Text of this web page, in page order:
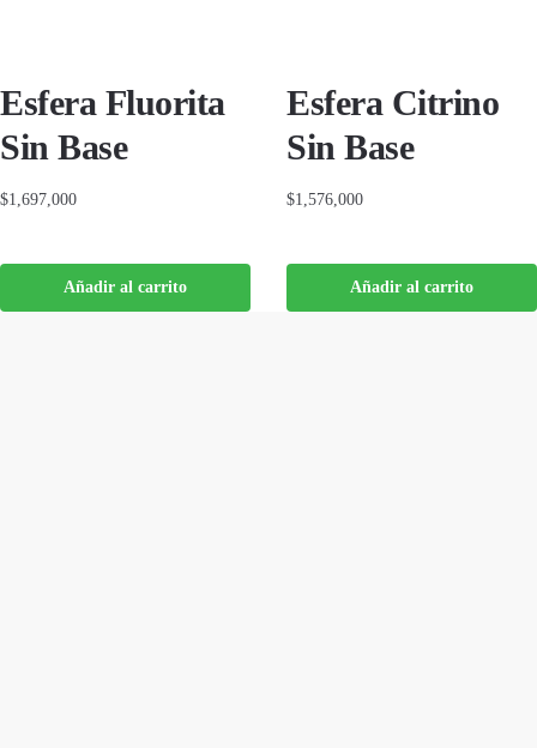
Añadir al carrito
Esfera Fluorita
Sin Base
$1,697,000
Añadir al carrito
Esfera Citrino
Sin Base
$1,576,000